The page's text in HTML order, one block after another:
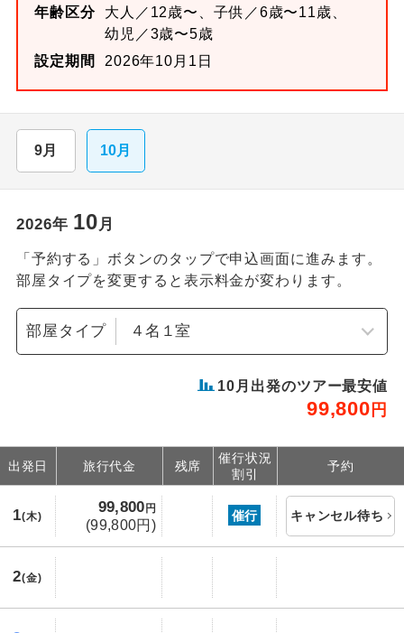
年齢区分
大人／12歳〜、子供／6歳〜11歳、
幼児／3歳〜5歳
設定期間
2026年10月1日
9月 10月
2026年 10 月
「予約する」ボタンのタップで申込画面に進みます。
部屋タイプを変更すると表示料金が変わります。
部屋タイプ
10 月出発のツアー最安値
99,800 円
出発日 旅行代金 残席
催行状況
割引
予約
1(木)
99,800円
(99,800円)
催行 キャンセル待ち
2(金)